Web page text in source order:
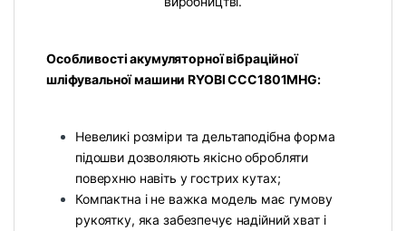
Особливості акумуляторної вібраційної
шліфувальної машини RYOBI CCC1801MHG:
Невеликі розміри та дельтаподібна форма
підошви дозволяють якісно обробляти
поверхню навіть у гострих кутах;
Компактна і не важка модель має гумову
рукоятку, яка забезпечує надійний хват і